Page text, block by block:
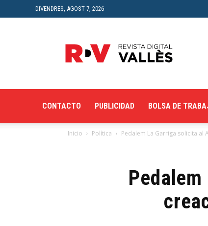
DIVENDRES, AGOST 7, 2026
Digital
del
CONTACTO PUBLICIDAD BOLSA DE
Inicio Política Pedalem La Garriga solicita al